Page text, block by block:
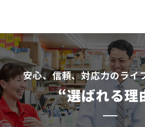
安⼼、信頼、対応⼒のライ
“選ばれる理